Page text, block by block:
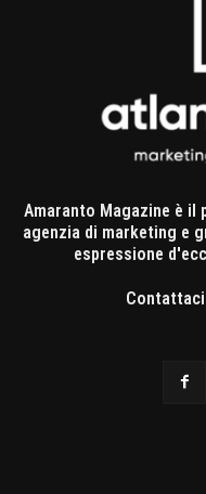
Amaranto Magazine è
agenzia di marketing e
espressione